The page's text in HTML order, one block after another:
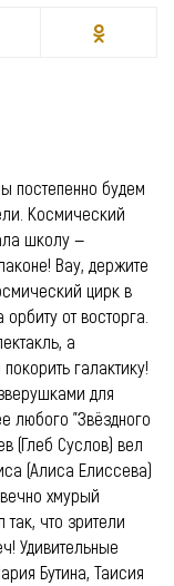
постепенно будем
Космический
школу —
Вау, держите
цирк в
от восторга.
а
галактику!
для
любого "Звёздного
(Глеб Суслов) вел
(Алиса Елиссева)
хмурый
что зрители
Удивительные
Бутина, Таисия